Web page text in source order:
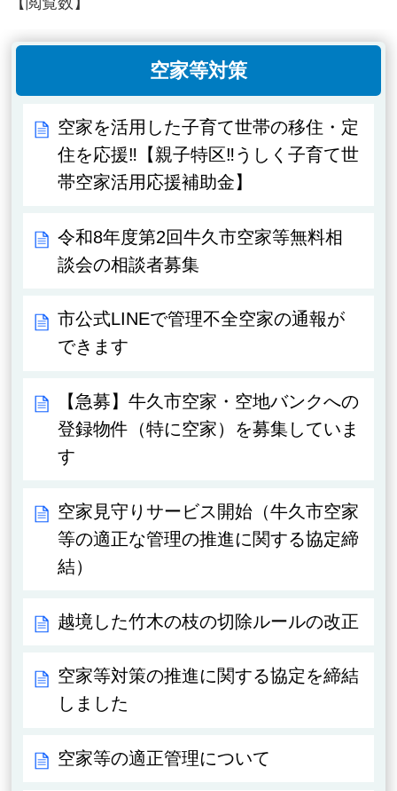
空家等対策
空家を活用した子育て世帯の移住・定
住を応援‼【親子特区‼うしく子育て世
帯空家活用応援補助金】
令和8年度第2回牛久市空家等無料相
談会の相談者募集
市公式LINEで管理不全空家の通報が
できます
【急募】牛久市空家・空地バンクへの
登録物件（特に空家）を募集していま
す
空家見守りサービス開始（牛久市空家
等の適正な管理の推進に関する協定締
結）
越境した竹木の枝の切除ルールの改正
空家等対策の推進に関する協定を締結
しました
空家等の適正管理について